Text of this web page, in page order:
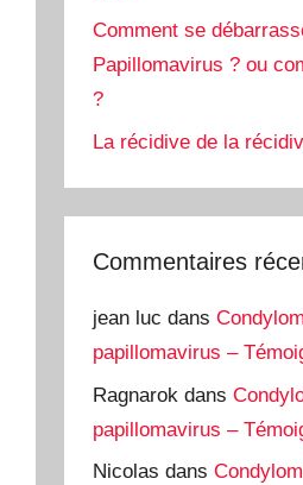
Comment se
Papillomavirus ? ou
?
La récidive de la
Commentaires
jean luc dans
papillomavirus –
Ragnarok dans
papillomavirus –
Nicolas dans